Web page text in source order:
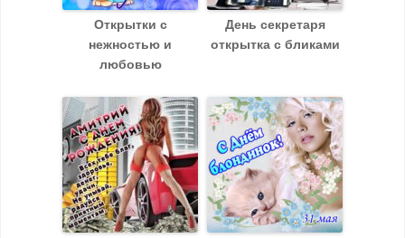
Открытки с
нежностью и
любовью
День секретаря
открытка с бликами